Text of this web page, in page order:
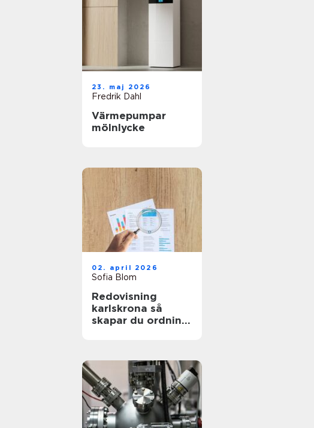
23. maj 2026
Fredrik Dahl
Värmepumpar
mölnlycke
02. april 2026
Sofia Blom
Redovisning
karlskrona så
skapar du ordning